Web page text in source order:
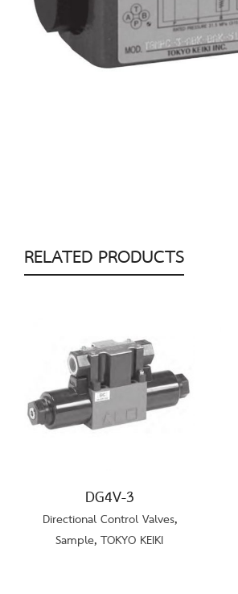
RELATED PRODUCTS
DG4V-3
Directional Control Valves,
Sample,TOKYO KEIKI